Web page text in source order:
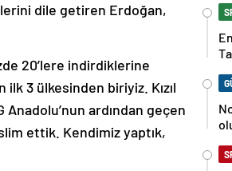
dile getiren Erdoğan,
20’lere indirdiklerine
ilk 3 ülkesinden biriyiz. Kızıl
ardından geçen
ettik. Kendimiz yaptık,